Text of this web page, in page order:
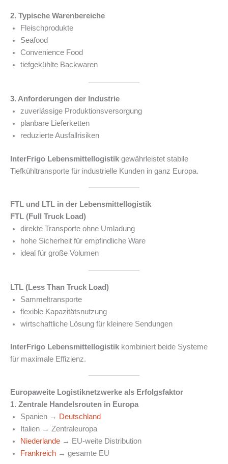
2. Typische Warenbereiche
Fleischprodukte
Seafood
Convenience Food
tiefgekühlte Backwaren
3. Anforderungen der Industrie
zuverlässige Produktionsversorgung
planbare Lieferketten
reduzierte Ausfallrisiken
InterFrigo Lebensmittellogistik gewährleistet stabile
Tiefkühltransporte für industrielle Kunden in ganz Europa.
FTL und LTL in der Lebensmittellogistik
FTL (Full Truck Load)
direkte Transporte ohne Umladung
hohe Sicherheit für empfindliche Ware
ideal für große Volumen
LTL (Less Than Truck Load)
Sammeltransporte
flexible Kapazitätsnutzung
wirtschaftliche Lösung für kleinere Sendungen
InterFrigo Lebensmittellogistik kombiniert beide Systeme
für maximale Effizienz.
Europaweite Logistiknetzwerke als Erfolgsfaktor
1. Zentrale Handelsrouten in Europa
Spanien → Deutschland
Italien → Zentraleuropa
Niederlande → EU-weite Distribution
Frankreich → gesamte EU